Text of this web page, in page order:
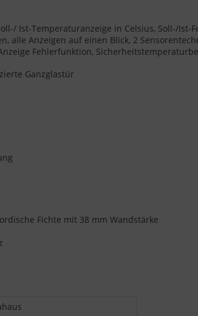
Ist-Temperaturanzeige in Celsius, Soll-/
alle Anzeigen auf einen Blick, 2
Fehlerfunktion,
Ganzglastür
Fichte mit 38 mm Wandstärke